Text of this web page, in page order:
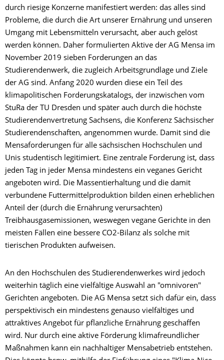
durch riesige Konzerne manifestiert werden: das alles sind
Probleme, die durch die Art unserer Ernährung und unseren
Umgang mit Lebensmitteln verursacht, aber auch gelöst
werden können. Daher formulierten Aktive der AG Mensa im
November 2019 sieben Forderungen an das
Studierendenwerk, die zugleich Arbeitsgrundlage und Ziele
der AG sind. Anfang 2020 wurden diese ein Teil des
klimapolitischen Forderungskatalogs, der inzwischen vom
StuRa der TU Dresden und später auch durch die höchste
Studierendenvertretung Sachsens, die Konferenz Sächsischer
Studierendenschaften, angenommen wurde. Damit sind die
Mensaforderungen für alle sächsischen Hochschulen und
Unis studentisch legitimiert. Eine zentrale Forderung ist, dass
jeden Tag in jeder Mensa mindestens ein veganes Gericht
angeboten wird. Die Massentierhaltung und die damit
verbundene Futtermittelproduktion bilden einen erheblichen
Anteil der (durch die Ernährung verursachten)
Treibhausgasemissionen, weswegen vegane Gerichte in den
meisten Fällen eine bessere CO2-Bilanz als solche mit
tierischen Produkten aufweisen.
An den Hochschulen des Studierendenwerkes wird jedoch
weiterhin täglich eine vielfältige Auswahl an "omnivoren"
Gerichten angeboten. Die AG Mensa setzt sich dafür ein, dass
perspektivisch ein mindestens genauso vielfältiges und
attraktives Angebot für pflanzliche Ernährung geschaffen
wird. Nur durch eine aktive Förderung klimafreundlicher
Maßnahmen kann ein nachhaltiger Mensabetrieb entstehen.